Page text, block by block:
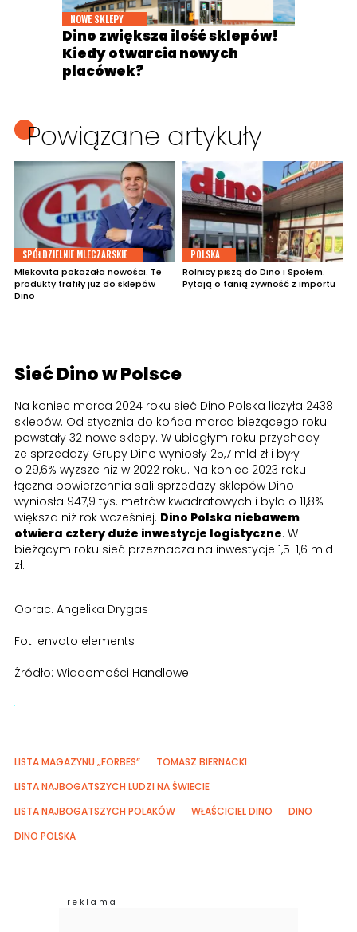
NOWE SKLEPY
Dino zwiększa ilość sklepów!
Kiedy otwarcia nowych
placówek?
Powiązane artykuły
SPÓŁDZIELNIE MLECZARSKIE
Mlekovita pokazała nowości. Te
produkty trafiły już do sklepów
Dino
POLSKA
Rolnicy piszą do Dino i Społem.
Pytają o tanią żywność z importu
Sieć Dino w Polsce
Na koniec marca 2024 roku sieć Dino Polska liczyła 2438
sklepów. Od stycznia do końca marca bieżącego roku
powstały 32 nowe sklepy. W ubiegłym roku przychody
ze sprzedaży Grupy Dino wyniosły 25,7 mld zł i były
o 29,6% wyższe niż w 2022 roku. Na koniec 2023 roku
łączna powierzchnia sali sprzedaży sklepów Dino
wyniosła 947,9 tys. metrów kwadratowych i była o 11,8%
większa niż rok wcześniej. Dino Polska niebawem
otwiera cztery duże inwestycje logistyczne. W
bieżącym roku sieć przeznacza na inwestycje 1,5-1,6 mld
zł.
Oprac. Angelika Drygas
Fot. envato elements
Źródło: Wiadomości Handlowe
LISTA MAGAZYNU „FORBES”
TOMASZ BIERNACKI
LISTA NAJBOGATSZYCH LUDZI NA ŚWIECIE
LISTA NAJBOGATSZYCH POLAKÓW
WŁAŚCICIEL DINO
DINO
DINO POLSKA